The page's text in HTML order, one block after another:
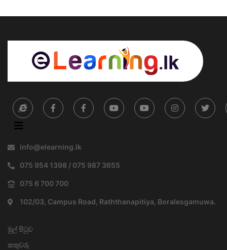
info@elearning.lk
075 954 1398 / 075 987 3655
075 6 700 700
102/03, Campus Road, Raththanapitiya, Boralesgamuwa.
මුල් පිටුව
කතුවරු